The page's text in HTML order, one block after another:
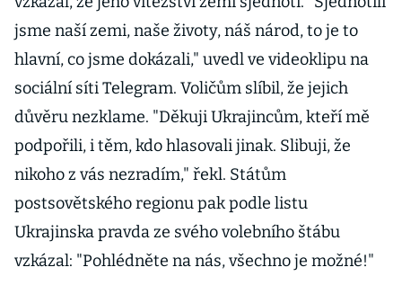
jsme naší zemi, naše životy, náš národ, to je to
hlavní, co jsme dokázali," uvedl ve videoklipu na
sociální síti Telegram. Voličům slíbil, že jejich
důvěru nezklame. "Děkuji Ukrajincům, kteří mě
podpořili, i těm, kdo hlasovali jinak. Slibuji, že
nikoho z vás nezradím," řekl. Státům
postsovětského regionu pak podle listu
Ukrajinska pravda ze svého volebního štábu
vzkázal: "Pohlédněte na nás, všechno je možné!"